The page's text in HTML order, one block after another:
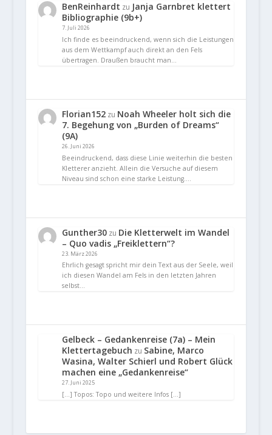
BenReinhardt zu Janja Garnbret klettert
Bibliographie (9b+)
7. Juli 2026
Ich finde es beeindruckend, wenn sich die Leistungen
aus dem Wettkampf auch direkt an den Fels
übertragen. Draußen braucht man…
Florian152zu Noah Wheeler holt sich die
7. Begehung von „Burden of Dreams“
(9A)
26. Juni 2026
Beeindruckend, dass diese Linie weiterhin die besten
Kletterer anzieht. Allein die Versuche auf diesem
Niveau sind schon eine starke Leistung.…
Gunther30zu Die Kletterwelt im Wandel
– Quo vadis „Freiklettern“?
23. März 2026
Ehrlich gesagt spricht mir dein Text aus der Seele, weil
ich diesen Wandel am Fels in den letzten Jahren
selbst…
Gelbeck – Gedankenreise (7a) – Mein
Klettertagebuch zu Sabine, Marco
Wasina, Walter Schierl und Robert Glück
machen eine „Gedankenreise“
27. Juni 2025
[…] Topos: Topo und weitere Infos […]